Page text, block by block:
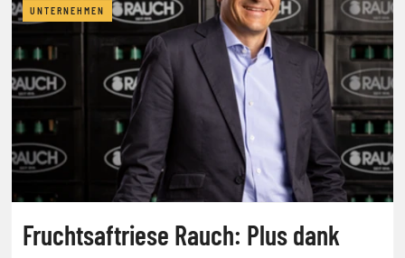
UNTERNEHMEN
Fruchtsaftriese Rauch: Plus dank